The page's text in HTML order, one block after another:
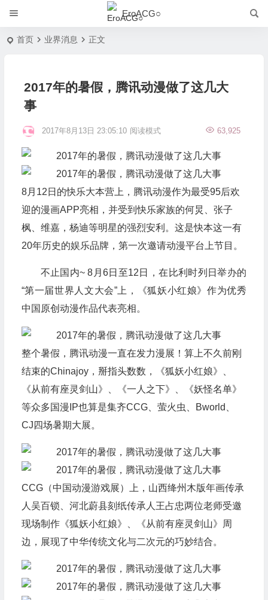
EroACG○
首页 业界消息 正文
2017年的暑假，腾讯动漫做了这几大
事
2017年8月13日 23:05:10 63,925
阅读模式
8月12日的快乐大本营上，腾讯动漫作为最受95后欢
迎的漫画APP亮相，并受到快乐家族的何炅、张子
枫、维嘉，杨迪等明星的强烈安利。这是快本这一有
20年历史的娱乐品牌，第一次邀请动漫平台上节目。
不止国内~ 8月6日至12日，在比利时列日举办的
“第一届世界人文大会”上，《狐妖小红娘》作为优秀
中国原创动漫作品代表亮相。
整个暑假，腾讯动漫一直在发力漫展！算上不久前刚
结束的Chinajoy，掰指头数数，《狐妖小红娘》、
《从前有座灵剑山》、《一人之下》、《妖怪名单》
等众多国漫IP也算是集齐CCG、萤火虫、Bworld、
CJ四场暑期大展。
CCG（中国动漫游戏展）上，山西绛州木版年画传承
人吴百锁、河北蔚县刻纸传承人王占忠两位老师受邀
现场制作《狐妖小红娘》、《从前有座灵剑山》周
边，展现了中华传统文化与二次元的巧妙结合。